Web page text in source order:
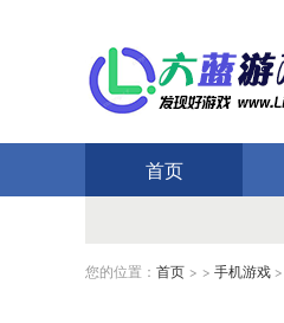
首页
您的位置： 首页 > > 手机游戏 >